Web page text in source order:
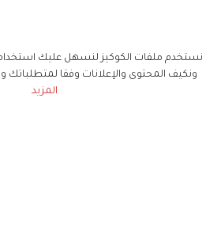
نستخدم ملفات الكوكيز لنسهل عليك استخدام
ونكيف المحتوى والإعلانات وفقا لمتطلباتك
المزيد